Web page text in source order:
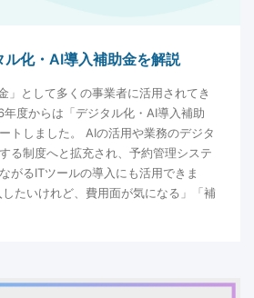
ル化・AI導入補助金を解説
」として多くの事業者に活用されてき
度からは「デジタル化・AI導入補助
トしました。 AIの活用や業務のデジタ
る制度へと拡充され、予約管理システ
がるITツールの導入にも活用できま
たいけれど、費用面が気になる」「補